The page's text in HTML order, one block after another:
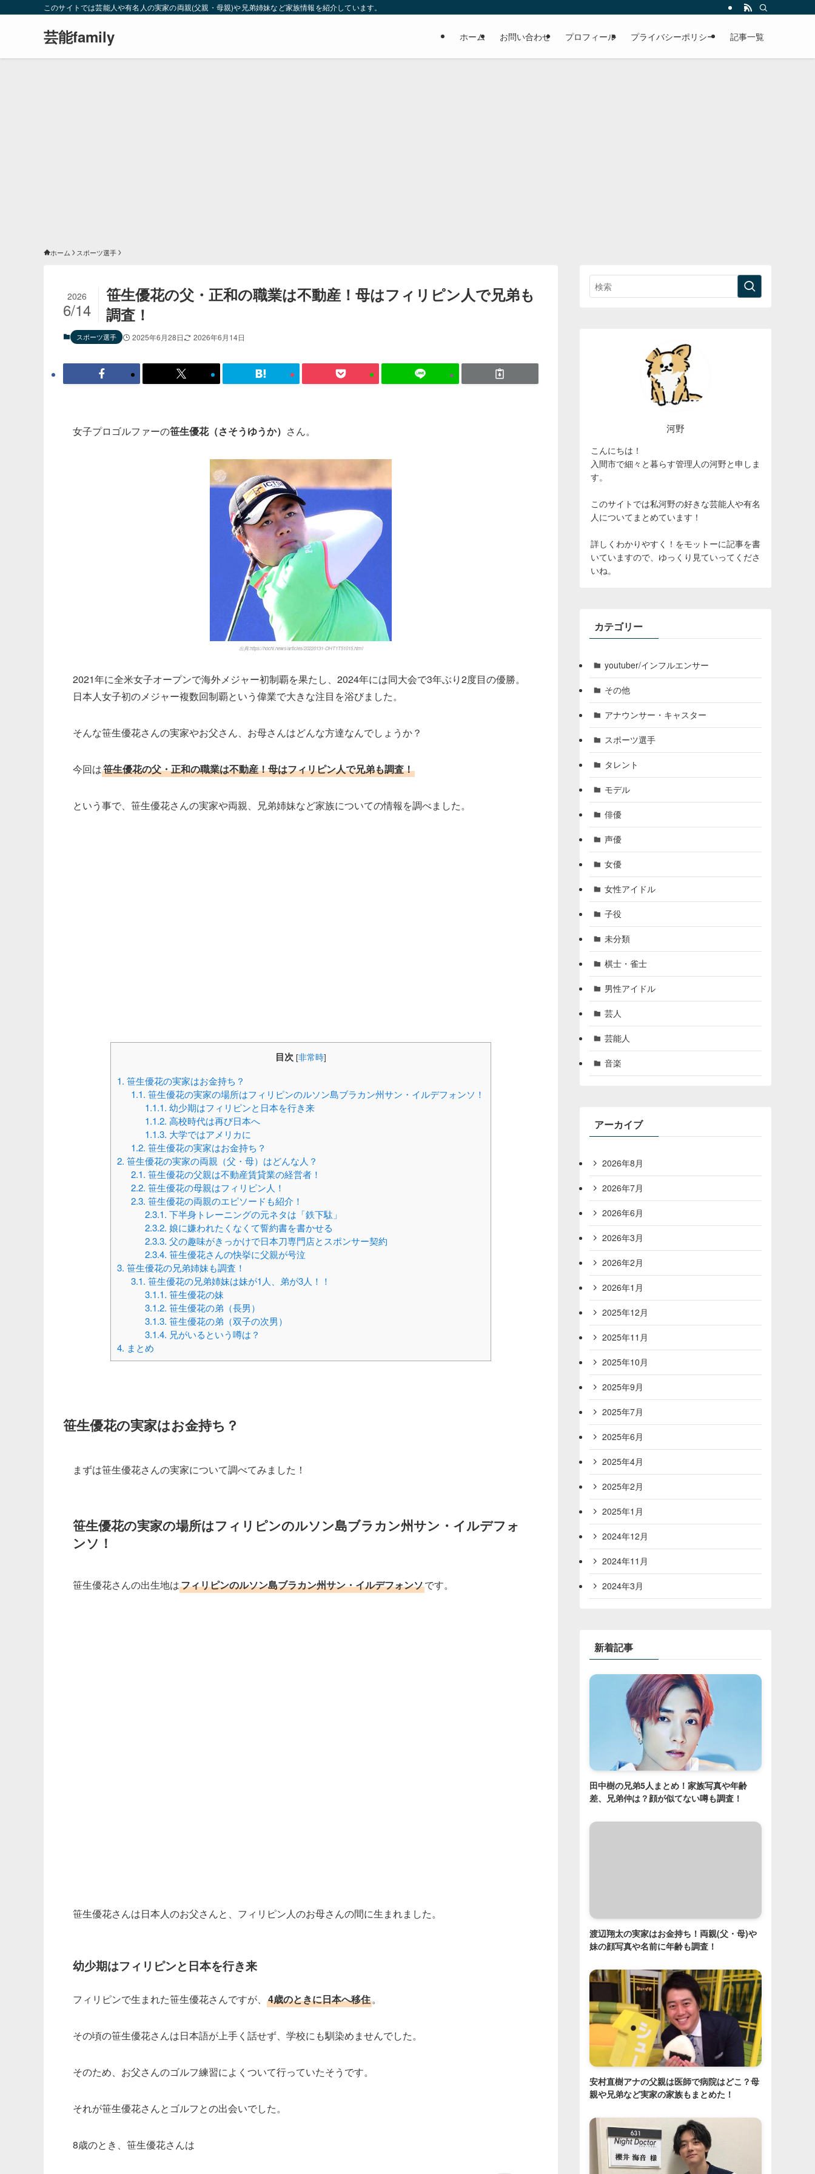
このサイトでは芸能人や有名人の実家の両親(父親・母親)や兄弟姉妹など家族情報を紹介しています。
芸能family ホーム お問い合わせ プロフィール プライバシーポリシー 記事一覧
ホーム スポーツ選手
笹生優花の父・正和の職業は不動産！母はフィリピン人で兄弟も
調査！
2026
6/14
スポーツ選手 2025年6月28日 2026年6月14日
女子プロゴルファーの笹生優花（さそうゆうか） さん。
出典:https://hochi.news/articles/20220131-OHT1T51015.html
2021年に全米女子オープンで海外メジャー初制覇を果たし、2024年には同大会で3年ぶり2度目の優勝。
日本人女子初のメジャー複数回制覇という偉業で大きな注目を浴びました。
そんな笹生優花さんの実家やお父さん、お母さんはどんな方達なんでしょうか？
今回は笹生優花の父・正和の職業は不動産！母はフィリピン人で兄弟も調査！
という事で、笹生優花さんの実家や両親、兄弟姉妹など家族についての情報を調べました。
目次 [非常時]
1. 笹生優花の実家はお金持ち？
1.1. 笹生優花の実家の場所はフィリピンのルソン島ブラカン州サン・イルデフォンソ！
1.1.1. 幼少期はフィリピンと日本を行き来
1.1.2. 高校時代は再び日本へ
1.1.3. 大学ではアメリカに
1.2. 笹生優花の実家はお金持ち？
2. 笹生優花の実家の両親（父・母）はどんな人？
2.1. 笹生優花の父親は不動産賃貸業の経営者！
2.2. 笹生優花の母親はフィリピン人！
2.3. 笹生優花の両親のエピソードも紹介！
2.3.1. 下半身トレーニングの元ネタは「鉄下駄」
2.3.2. 娘に嫌われたくなくて誓約書を書かせる
2.3.3. 父の趣味がきっかけで日本刀専門店とスポンサー契約
2.3.4. 笹生優花さんの快挙に父親が号泣
3. 笹生優花の兄弟姉妹も調査！
3.1. 笹生優花の兄弟姉妹は妹が1人、弟が3人！！
3.1.1. 笹生優花の妹
3.1.2. 笹生優花の弟（長男）
3.1.3. 笹生優花の弟（双子の次男）
3.1.4. 兄がいるという噂は？
4. まとめ
笹生優花の実家はお金持ち？
まずは笹生優花さんの実家について調べてみました！
笹生優花の実家の場所はフィリピンのルソン島ブラカン州サン・イルデフォ
ンソ！
笹生優花さんの出生地はフィリピンのルソン島ブラカン州サン・イルデフォンソです。
笹生優花さんは日本人のお父さんと、フィリピン人のお母さんの間に生まれました。
幼少期はフィリピンと日本を行き来
フィリピンで生まれた笹生優花さんですが、 4歳のときに日本へ移住。
その頃の笹生優花さんは日本語が上手く話せず、学校にも馴染めませんでした。
そのため、お父さんのゴルフ練習によくついて行っていたそうです。
それが笹生優花さんとゴルフとの出会いでした。
8歳のとき、笹生優花さんは
河野
こんにちは！
入間市で細々と暮らす管理人の河野と申しま
す。
このサイトでは私河野の好きな芸能人や有名
人についてまとめています！
詳しくわかりやすく！をモットーに記事を書
いていますので、ゆっくり見ていってくださ
いね。
カテゴリー
youtuber/インフルエンサー
その他
アナウンサー・キャスター
スポーツ選手
タレント
モデル
俳優
声優
女優
女性アイドル
子役
未分類
棋士・雀士
男性アイドル
芸人
芸能人
音楽
アーカイブ
2026年8月
2026年7月
2026年6月
2026年3月
2026年2月
2026年1月
2025年12月
2025年11月
2025年10月
2025年9月
2025年7月
2025年6月
2025年4月
2025年2月
2025年1月
2024年12月
2024年11月
2024年3月
新着記事
田中樹の兄弟5人まとめ！家族写真や年齢
差、兄弟仲は？顔が似てない噂も調査！
渡辺翔太の実家はお金持ち！両親(父・母)や
妹の顔写真や名前に年齢も調査！
安村直樹アナの父親は医師で病院はどこ？母
親や兄弟など実家の家族もまとめた！